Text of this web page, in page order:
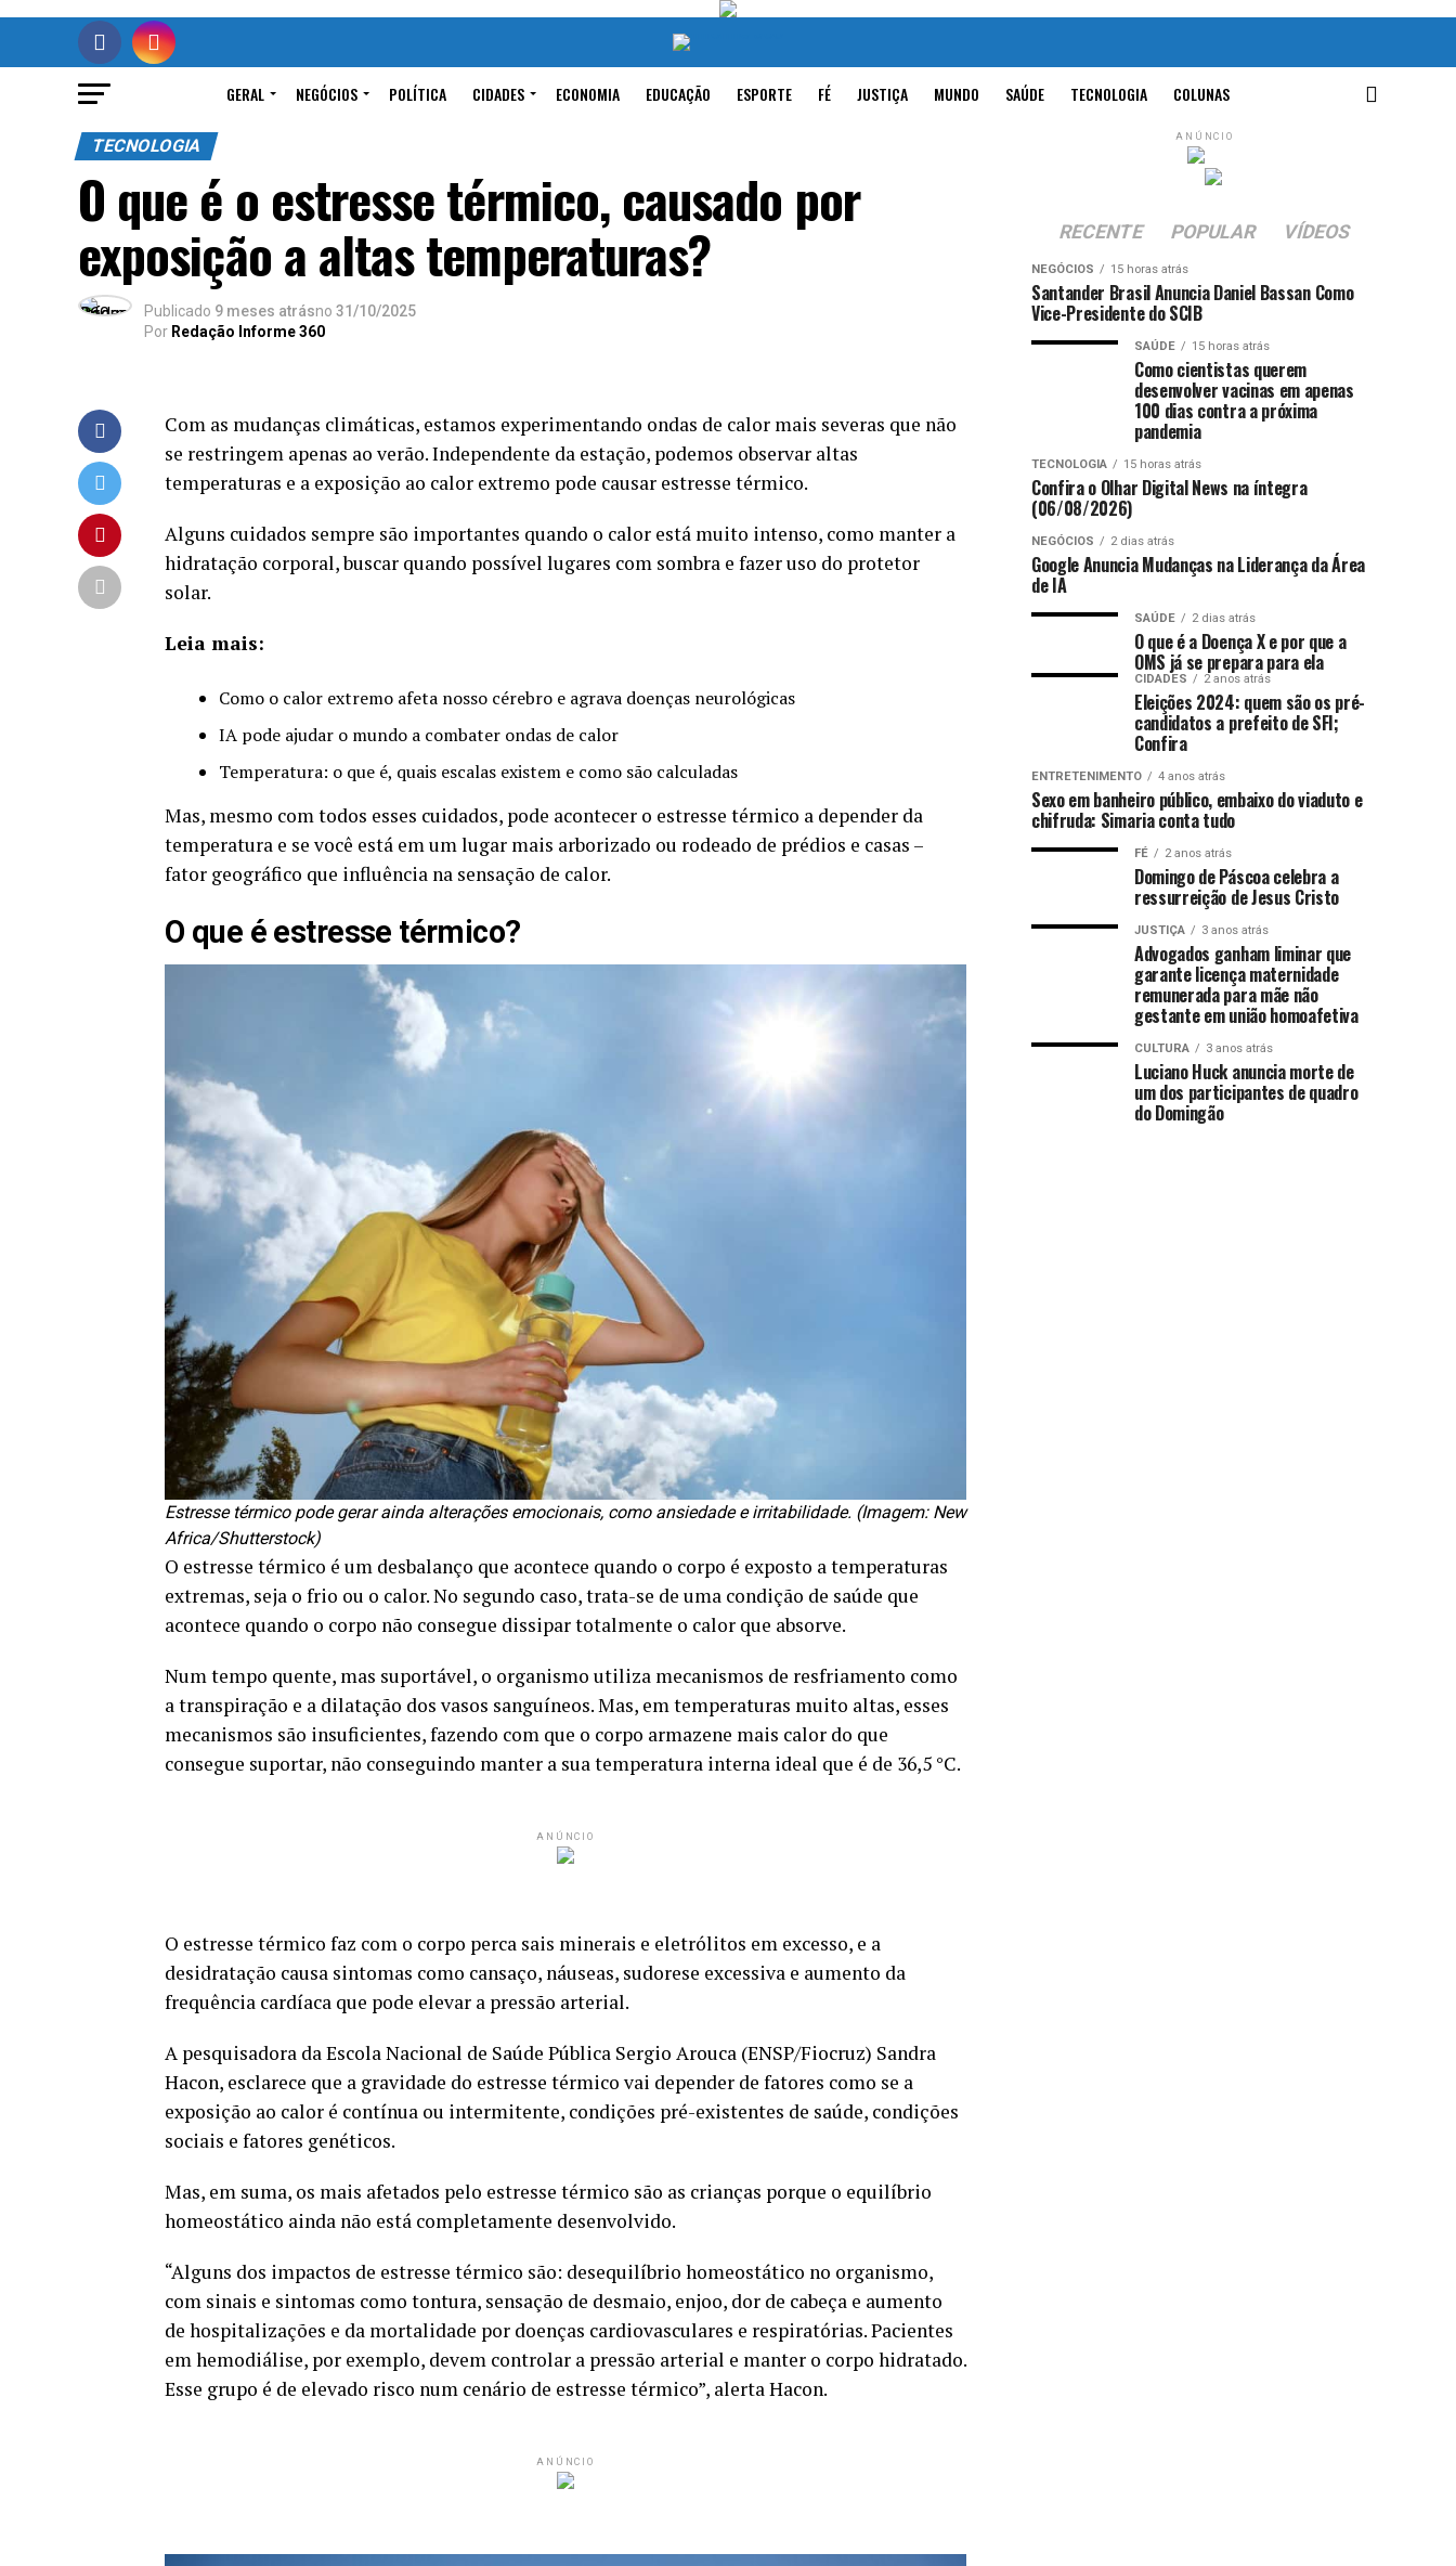
GERAL NEGÓCIOS POLÍTICA CIDADES ECONOMIA EDUCAÇÃO ESPORTE FÉ JUSTIÇA MUNDO SAÚDE TECNOLOGIA COLUNAS
TECNOLOGIA
O que é o estresse térmico, causado por
exposição a altas temperaturas?
Publicado 9 meses atrásno 31/10/2025
Por Redação Informe 360
Com as mudanças climáticas, estamos experimentando ondas de calor mais severas que não
se restringem apenas ao verão. Independente da estação, podemos observar altas
temperaturas e a exposição ao calor extremo pode causar estresse térmico.
Alguns cuidados sempre são importantes quando o calor está muito intenso, como manter a
hidratação corporal, buscar quando possível lugares com sombra e fazer uso do protetor
solar.
Leia mais:
Como o calor extremo afeta nosso cérebro e agrava doenças neurológicas
IA pode ajudar o mundo a combater ondas de calor
Temperatura: o que é, quais escalas existem e como são calculadas
Mas, mesmo com todos esses cuidados, pode acontecer o estresse térmico a depender da
temperatura e se você está em um lugar mais arborizado ou rodeado de prédios e casas –
fator geográfico que influência na sensação de calor.
O que é estresse térmico?
Estresse térmico pode gerar ainda alterações emocionais, como ansiedade e irritabilidade. (Imagem: New
Africa/Shutterstock)
O estresse térmico é um desbalanço que acontece quando o corpo é exposto a temperaturas
extremas, seja o frio ou o calor. No segundo caso, trata-se de uma condição de saúde que
acontece quando o corpo não consegue dissipar totalmente o calor que absorve.
Num tempo quente, mas suportável, o organismo utiliza mecanismos de resfriamento como
a transpiração e a dilatação dos vasos sanguíneos. Mas, em temperaturas muito altas, esses
mecanismos são insuficientes, fazendo com que o corpo armazene mais calor do que
consegue suportar, não conseguindo manter a sua temperatura interna ideal que é de 36,5 °C.
ANÚNCIO
O estresse térmico faz com o corpo perca sais minerais e eletrólitos em excesso, e a
desidratação causa sintomas como cansaço, náuseas, sudorese excessiva e aumento da
frequência cardíaca que pode elevar a pressão arterial.
A pesquisadora da Escola Nacional de Saúde Pública Sergio Arouca (ENSP/Fiocruz) Sandra
Hacon, esclarece que a gravidade do estresse térmico vai depender de fatores como se a
exposição ao calor é contínua ou intermitente, condições pré-existentes de saúde, condições
sociais e fatores genéticos.
Mas, em suma, os mais afetados pelo estresse térmico são as crianças porque o equilíbrio
homeostático ainda não está completamente desenvolvido.
“Alguns dos impactos de estresse térmico são: desequilíbrio homeostático no organismo,
com sinais e sintomas como tontura, sensação de desmaio, enjoo, dor de cabeça e aumento
de hospitalizações e da mortalidade por doenças cardiovasculares e respiratórias. Pacientes
em hemodiálise, por exemplo, devem controlar a pressão arterial e manter o corpo hidratado.
Esse grupo é de elevado risco num cenário de estresse térmico”, alerta Hacon.
ANÚNCIO
ANÚNCIO
RECENTE POPULAR VÍDEOS
NEGÓCIOS 15 horas atrás
Santander Brasil Anuncia Daniel Bassan Como
Vice-Presidente do SCIB
SAÚDE 15 horas atrás
Como cientistas querem
desenvolver vacinas em apenas
100 dias contra a próxima
pandemia
TECNOLOGIA 15 horas atrás
Confira o Olhar Digital News na íntegra
(06/08/2026)
NEGÓCIOS 2 dias atrás
Google Anuncia Mudanças na Liderança da Área
de IA
SAÚDE 2 dias atrás
O que é a Doença X e por que a
OMS já se prepara para ela
CIDADES 2 anos atrás
Eleições 2024: quem são os pré-
candidatos a prefeito de SFI;
Confira
ENTRETENIMENTO 4 anos atrás
Sexo em banheiro público, embaixo do viaduto e
chifruda: Simaria conta tudo
FÉ 2 anos atrás
Domingo de Páscoa celebra a
ressurreição de Jesus Cristo
JUSTIÇA 3 anos atrás
Advogados ganham liminar que
garante licença maternidade
remunerada para mãe não
gestante em união homoafetiva
CULTURA 3 anos atrás
Luciano Huck anuncia morte de
um dos participantes de quadro
do Domingão